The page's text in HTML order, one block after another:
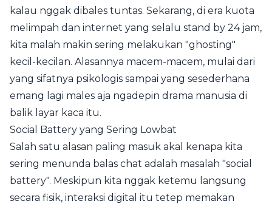
kalau nggak dibales tuntas. Sekarang, di era kuota
melimpah dan internet yang selalu stand by 24 jam,
kita malah makin sering melakukan "ghosting"
kecil-kecilan. Alasannya macem-macem, mulai dari
yang sifatnya psikologis sampai yang sesederhana
emang lagi males aja ngadepin drama manusia di
balik layar kaca itu.
Social Battery yang Sering Lowbat
Salah satu alasan paling masuk akal kenapa kita
sering menunda balas chat adalah masalah "social
battery". Meskipun kita nggak ketemu langsung
secara fisik, interaksi digital itu tetep memakan